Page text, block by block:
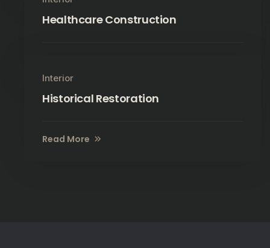
Healthcare Construction
Interior
Historical Restoration
Read More